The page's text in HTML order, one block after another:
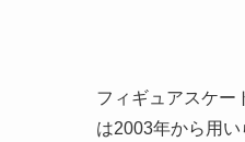
フィギュアスケー
は2003年から用